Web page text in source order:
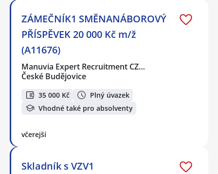
ZÁMEČNÍK1 SMĚNANÁBOROVÝ
PŘÍSPĚVEK 20 000 Kč m/ž
(A11676)
Manuvia Expert Recruitment CZ…
České Budějovice
35 000 Kč
Plný úvazek
Vhodné také pro absolventy
včerejší
Skladník s VZV1